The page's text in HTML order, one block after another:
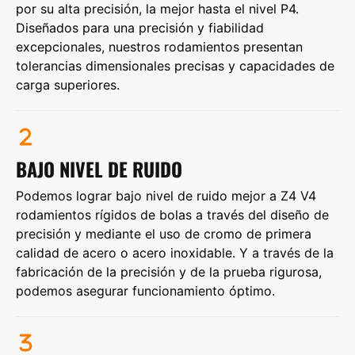
por su alta precisión, la mejor hasta el nivel P4.
Diseñados para una precisión y fiabilidad
excepcionales, nuestros rodamientos presentan
tolerancias dimensionales precisas y capacidades de
carga superiores.
BAJO NIVEL DE RUIDO
Podemos lograr bajo nivel de ruido mejor a Z4 V4
rodamientos rígidos de bolas a través del diseño de
precisión y mediante el uso de cromo de primera
calidad de acero o acero inoxidable. Y a través de la
fabricación de la precisión y de la prueba rigurosa,
podemos asegurar funcionamiento óptimo.